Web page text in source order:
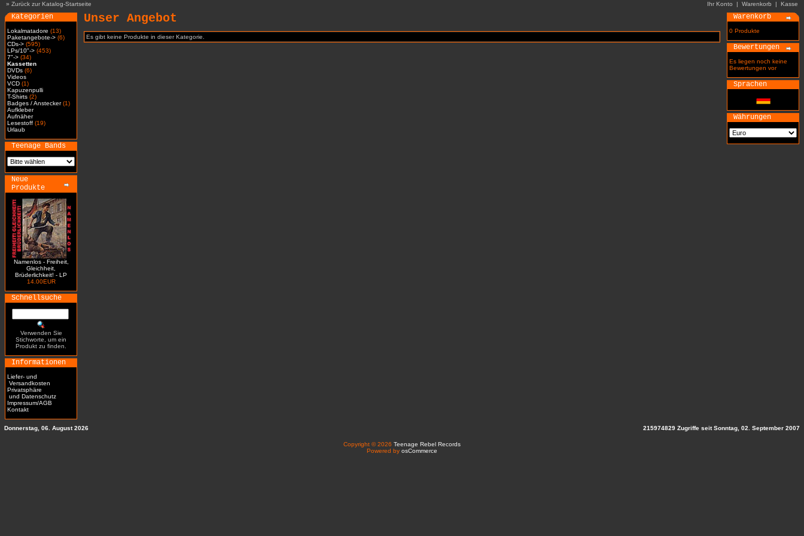
» Zurück zur Katalog-Startseite Ihr Konto | Warenkorb | Kasse
Kategorien
Lokalmatadore (13)
Paketangebote-> (6)
CDs-> (595)
LPs/10"-> (453)
7"-> (34)
Kassetten
DVDs (6)
Videos
VCD (1)
Kapuzenpulli
T-Shirts (2)
Badges / Anstecker(1)
Aufkleber
Aufnäher
Lesestoff (19)
Urlaub
Teenage Bands
Neue
Produkte
Namenlos - Freiheit,
Gleichheit,
Brüderlichkeit! - LP
14.00EUR
Schnellsuche
Verwenden Sie
Stichworte, um ein
Produkt zu finden.
Informationen
Liefer- und
Versandkosten
Privatsphäre
und Datenschutz
Impressum/AGB
Kontakt
Unser Angebot
Es gibt keine Produkte in dieser Kategorie.
Warenkorb
0 Produkte
Bewertungen
Es liegen noch keine
Bewertungen vor
Sprachen
Währungen
Donnerstag, 06. August 2026 215974829 Zugriffe seit Sonntag, 02. September 2007
Copyright © 2026 Teenage Rebel Records
Powered by osCommerce